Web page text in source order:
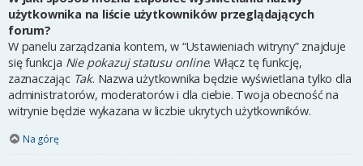
użytkownika na liście użytkowników przeglądających
forum?
W panelu zarządzania kontem, w “Ustawieniach witryny” znajduje
się funkcja Nie pokazuj statusu online. Włącz tę funkcję,
zaznaczając Tak. Nazwa użytkownika będzie wyświetlana tylko dla
administratorów, moderatorów i dla ciebie. Twoja obecność na
witrynie będzie wykazana w liczbie ukrytych użytkowników.
Na górę